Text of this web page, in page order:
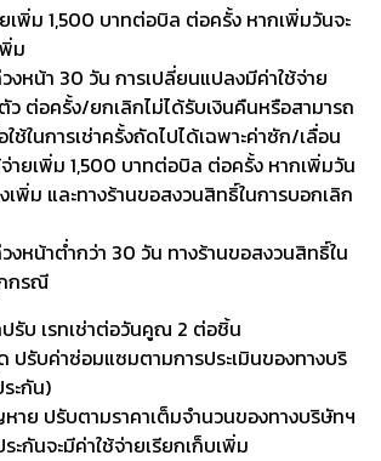
เพิ่ม 1,500 บาทต่อบิล ต่อครั้ง หากเพิ่มวันจะ
ม
งหน้า 30 วัน การเปลี่ยนแปลงมีค่าใช้จ่าย
ต่อครั้ง/ยกเลิกไม่ได้รับเงินคืนหรือสามารถ
ช้ในการเช่าครั้งถัดไปได้เฉพาะค่าซัก/เลื่อน
ายเพิ่ม 1,500 บาทต่อบิล ต่อครั้ง หากเพิ่มวัน
เพิ่ม และทางร้านขอสงวนสิทธิ์ในการบอกเลิก
งหน้าต่ำกว่า 30 วัน ทางร้านขอสงวนสิทธิ์ใน
กรณี
รับ เรทเช่าต่อวันคูณ 2 ต่อชิ้น
ปรับค่าซ่อมแซมตามการประเมินของทางบริ
ะกัน)
ย ปรับตามราคาเต็มจำนวนของทางบริษัทฯ
ะกันจะมีค่าใช้จ่ายเรียกเก็บเพิ่ม